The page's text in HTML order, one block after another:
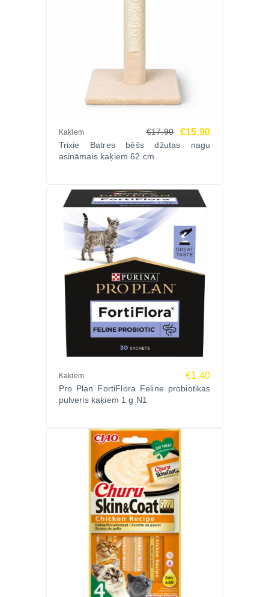
Kaķiem €17.90 €15.90
Trixie Batres bēšs džutas nagu
asināmais kaķiem 62 cm
Kaķiem €1.40
Pro Plan FortiFlora Feline probiotikas
pulveris kaķiem 1 g N1